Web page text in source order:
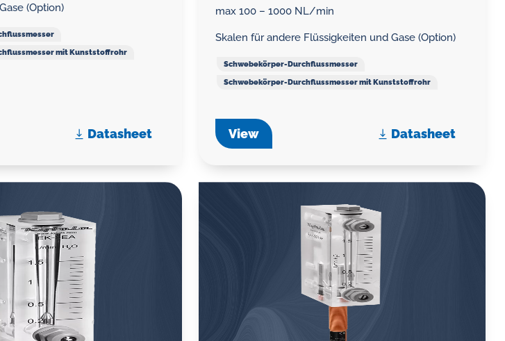
(Option)
mit Kunststoffrohr
Datasheet
max 100 – 1000 NL/min
Skalen für andere Flüssigkeiten und Gase (Option)
Schwebekörper-Durchflussmesser
Schwebekörper-Durchflussmesser mit Kunststoffrohr
View Datasheet